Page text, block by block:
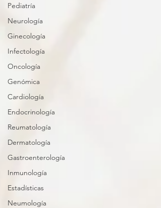
Pediatría
Neurología
Ginecología
Infectología
Oncología
Genómica
Cardiología
Endocrinología
Reumatología
Dermatología
Gastroenterología
Inmunología
Estadísticas
Neumología